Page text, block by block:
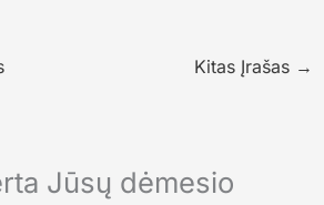
Kitas Įrašas →
Jūsų dėmesio